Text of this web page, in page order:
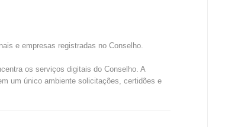
e empresas registradas no Conselho.
os serviços digitais do Conselho. A
um único ambiente solicitações, certidões e